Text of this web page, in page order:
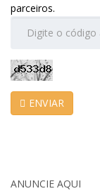
parceiros.
ENVIAR
ANUNCIE AQUI